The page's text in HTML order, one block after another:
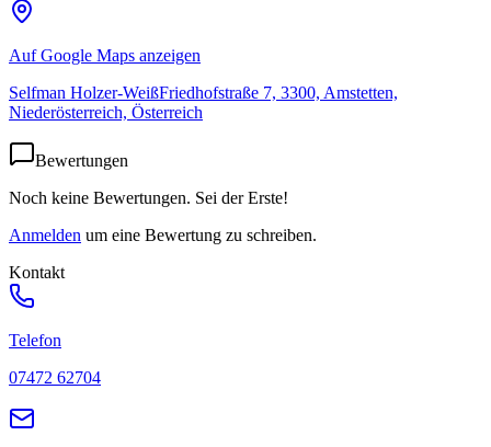
Auf Google Maps anzeigen
Selfman Holzer-WeißFriedhofstraße 7, 3300, Amstetten,
Niederösterreich, Österreich
Bewertungen
Noch keine Bewertungen. Sei der Erste!
Anmelden um eine Bewertung zu schreiben.
Kontakt
Telefon
07472 62704